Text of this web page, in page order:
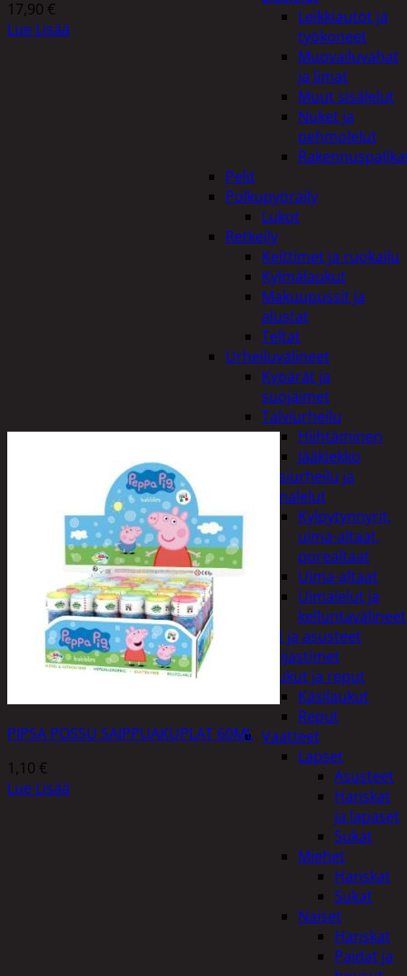
Leikkiautot ja
työkoneet
Muovailuvahat
ja limat
Muut sisälelut
Nuket ja
pehmolelut
Pelit
Polkupyöräily
Lukot
Retkeily
Keittimet ja ruokailu
Kylmälaukut
Makuupussit ja
alustat
Teltat
Urheiluvälineet
Kypärät ja
suojaimet
Talviurheilu
Hiihtäminen
Jääkiekko
Vesiurheilu ja
uimalelut
Kylpytynnyrit,
uima-altaat,
porealtaat
Uima-altaat
Uimalelut ja
kelluntavälineet
Vaatteet ja asusteet
Heijastimet
Laukut ja reput
Käsilaukut
Reput
Vaatteet
Lapset
Asusteet
Hanskat
ja lapaset
Sukat
Miehet
Hanskat
Sukat
Naiset
Hanskat
Paidat ja
17,90 €
Lue Lisää
PIPSA POSSU SAIPPUAKUPLAT 60ML
1,10 €
Lue Lisää